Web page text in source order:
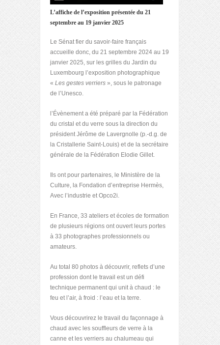
L’affiche de l’exposition présentée du 21
septembre au 19 janvier 2025
Le Sénat fier du savoir-faire français
accueille donc, du 21 septembre 2024 au 19
janvier 2025, sur les grilles du Jardin du
Luxembourg l’exposition photographique
« Les gestes verriers », sous le patronage
de l’Unesco.
l’Évènement a été préparé par la Fédération
du cristal et du verre sous la direction du
président Jérôme de Lavergnolle (p.-d.g. de
la Cristallerie Saint-Louis) et de la secrétaire
générale de la Fédération Elodie Gillet.
Ils ont pour partenaires, le Ministère de la
Culture, la Fondation d’entreprise Hermès,
Avec l’industrie et Opco2i.
En France, 33 ateliers et écoles de formation
de plusieurs régions ont ouvert leurs portes
à 33 photographes professionnels ou
amateurs.
Au total 80 photos à découvrir, reflets d’une
profession dont le travail est un défi
technique permanent qui unit à chaud : le
feu et l’air, à froid : l’eau et la terre.
Vous découvrirez le travail du façonnage à
chaud avec les souffleurs de verre à la
canne et les verriers au chalumeau qui